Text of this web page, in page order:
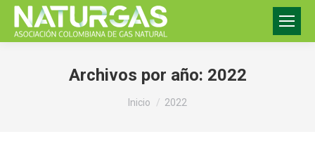
Archivos por año: 2022
Estás aquí:
Inicio 2022